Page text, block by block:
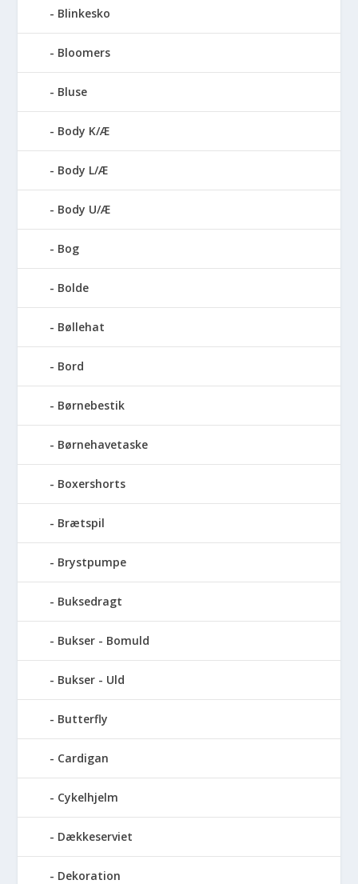
Blinkesko
Bloomers
Bluse
Body K/Æ
Body L/Æ
Body U/Æ
Bog
Bolde
Bøllehat
Bord
Børnebestik
Børnehavetaske
Boxershorts
Brætspil
Brystpumpe
Buksedragt
Bukser - Bomuld
Bukser - Uld
Butterfly
Cardigan
Cykelhjelm
Dækkeserviet
Dekoration